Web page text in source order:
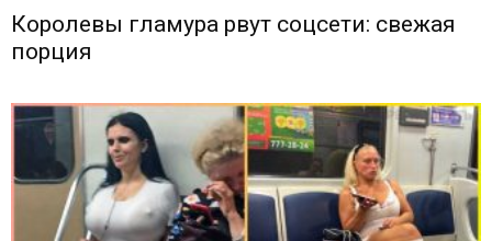
Королевы гламура рвут соцсети: свежая
порция